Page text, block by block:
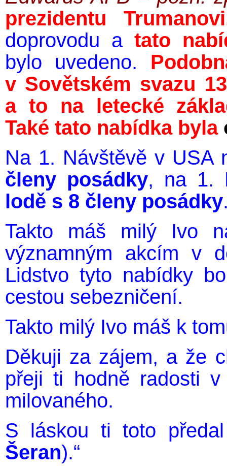
prezidentu
doprovodu a tato
bylo uvedeno.
v Sovětském svazu
a to na letecké
Také tato nabídka byla
Na 1. Návštěvě v USA
členy posádky, na 1.
lodě s 8 členy posádky
Takto máš milý Ivo
významným akcím v
Lidstvo tyto nabídky
cestou sebezničení.
Takto milý Ivo máš k
Děkuji za zájem, a že
přeji ti hodně radosti
milovaného.
S láskou ti toto
Šeran).“